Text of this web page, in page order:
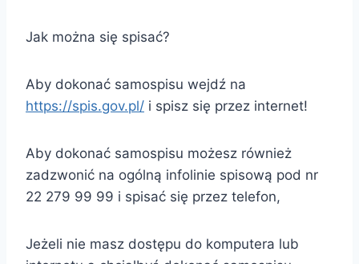
Jak można się spisać?
Aby dokonać samospisu wejdź na
https://spis.gov.pl/ i spisz się przez internet!
Aby dokonać samospisu możesz również
zadzwonić na ogólną infolinie spisową pod nr
22 279 99 99 i spisać się przez telefon,
Jeżeli nie masz dostępu do komputera lub